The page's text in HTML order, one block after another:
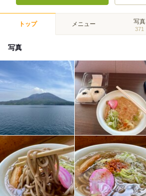
トップ メニュー 写真
371
写真